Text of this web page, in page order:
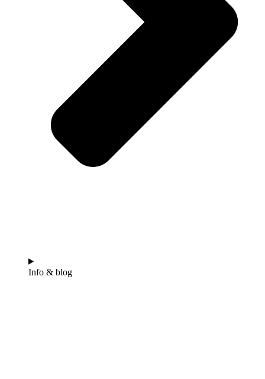
Info & blog